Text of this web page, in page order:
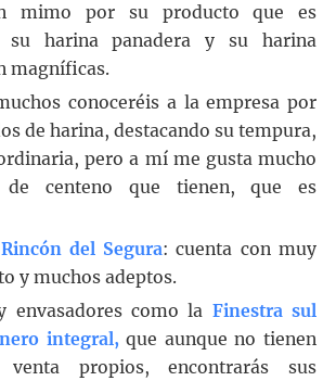
mimo por su producto que es
su harina panadera y su harina
magníficas.
conoceréis a la empresa por
de harina, destacando su tempura,
pero a mí me gusta mucho
de centeno que tienen, que es
del Segura: cuenta con muy
y muchos adeptos.
envasadores como la Finestra sul
integral, que aunque no tienen
venta propios, encontrarás sus